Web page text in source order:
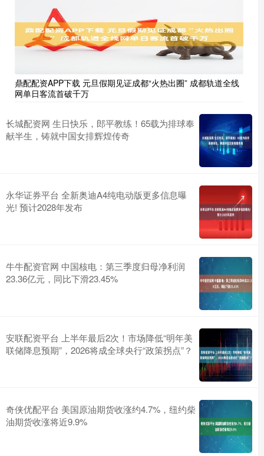
鼎配配资APP下载 元旦假期见证成都“火热出圈” 成都轨道全线
网单日客流首破千万
长城配资网 生日快乐，郎平教练！65载为排球奉
献半生，铸就中国女排辉煌传奇
永华证券平台 全新奥迪A4纯电动版更多信息曝
光! 预计2028年发布
牛牛配资官网 中国核电：第三季度归母净利润
23.36亿元，同比下滑23.45%
安联配资平台 上半年最后2次！市场降低“明年美
联储降息预期”，2026将成全球央行“政策拐点”？
奇侠优配平台 美国原油期货收涨约4.7%，纽约柴
油期货收涨将近9.9%